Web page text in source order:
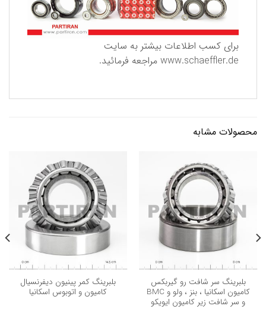
برای كسب اطلاعات بیشتر به سایت
www.schaeffler.de مراجعه فرمائید.
محصولات مشابه
بلبرینگ سر شافت رو گیربکس
کامیون اسکانیا ، بنز ، ولو و BMC
و سر شافت زیر کامیون ایویکو
بلبرینگ کمر پینیون دیفرنسیال
کامیون و اتوبوس اسکانیا